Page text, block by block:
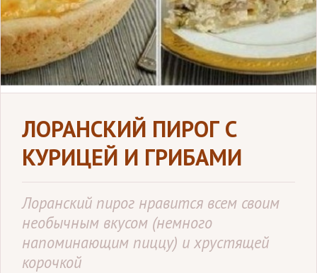
ЛОРАНСКИЙ ПИРОГ С
КУРИЦЕЙ И ГРИБАМИ
Лоранский пирог нравится всем своим
необычным вкусом (немного
напоминающим пиццу) и хрустящей
корочкой